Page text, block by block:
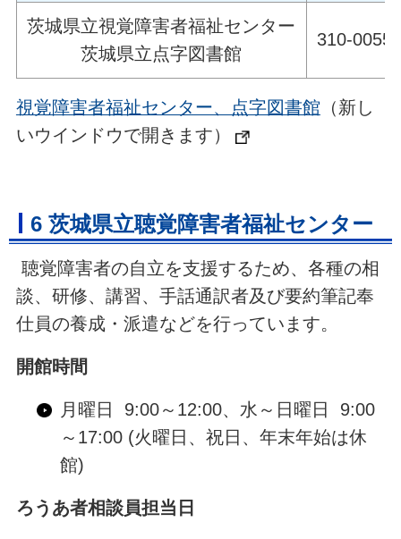
茨城県立視覚障害者福祉センター
茨城県立点字図書館
310-0055
視覚障害者福祉センター、点字図書館 （新し
いウインドウで開きます）
6 茨城県立聴覚障害者福祉センター
聴覚障害者の自立を支援するため、各種の相
談、研修、講習、手話通訳者及び要約筆記奉
仕員の養成・派遣などを行っています。
開館時間
月曜日 9:00～12:00、水～日曜日 9:00
～17:00 (火曜日、祝日、年末年始は休
館)
ろうあ者相談員担当日